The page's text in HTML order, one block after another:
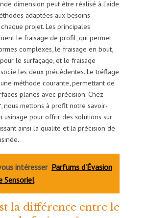
dimension peut être réalisé à l’aide
adaptées aux besoins
projet. Les principales
le fraisage de profil, qui permet
complexes, le fraisage en bout,
le surfaçage, et le fraisage
les deux précédentes. Le tréflage
méthode courante, permettant de
planes avec précision. Chez
, nous mettons à profit notre savoir-
usinage pour offrir des solutions sur
ainsi la qualité et la précision de
intéresser Parfums d'Évasion
Sensoriel
la différence entre le